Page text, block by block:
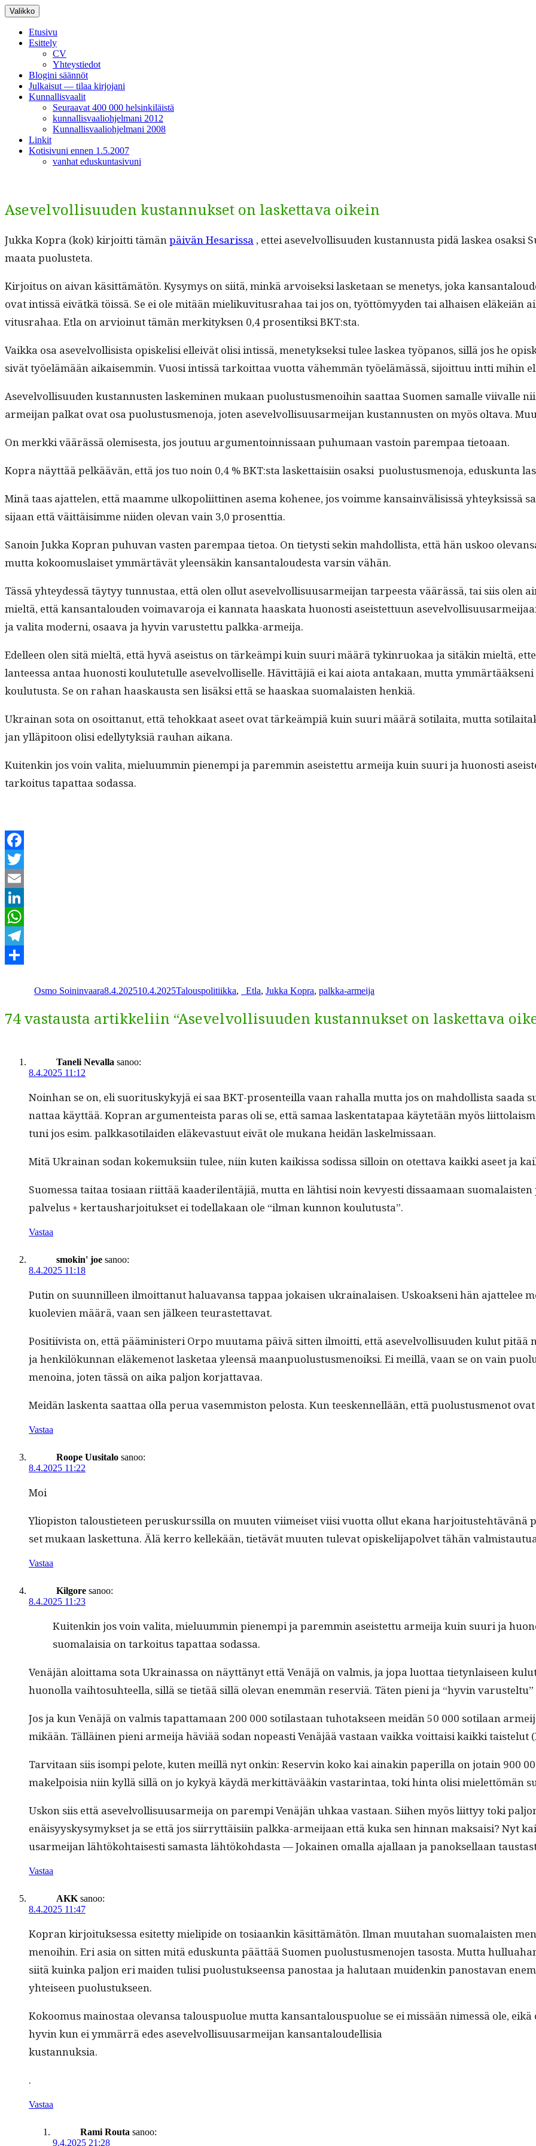
Siirry
sisältöön
Valikko
Etusivu
Esittely
CV
Yhteystiedot
Blogini säännöt
Julkaisut — tilaa kirjojani
Kunnallisvaalit
Seuraavat 400 000 helsinkiläistä
kunnallisvaaliohjelmani 2012
Kunnallisvaaliohjelmani 2008
Linkit
Kotisivuni ennen 1.5.2007
vanhat eduskuntasivuni
Asevelvollisuuden kustannukset on laskettava oikein
Juk­ka Kopra (kok) kir­joit­ti tämänpäivän Hesaris­sa , ettei asevelvol­lisu­u­den kus­tan­nus­ta pidä laskea
maa­ta puolusteta.
Kir­joi­tus on aivan käsit­tämätön. Kysymys on siitä, minkä arvoisek­si las­ke­taan se mene­tys, joka
ovat intis­sä eivätkä töis­sä. Se ei ole mitään mieliku­vi­tus­ra­haa tai jos on, työt­tömyy­den tai alhaisen
vi­tus­ra­haa. Etla on arvioin­ut tämän merk­i­tyk­sen 0,4 pros­en­tik­si BKT:sta.
Vaik­ka osa asevelvol­li­sista opiske­lisi elleivät olisi intis­sä, mene­tyk­sek­si tulee laskea työ­panos, sil­lä jos he
sivät työelämään aikaisem­min. Vuosi intis­sä tarkoit­taa vuot­ta vähem­män työelämässä, sijoit­tuu int­ti mihin
Asevelvol­lisu­u­den kus­tan­nusten laskem­i­nen mukaan puo­lus­tus­menoi­hin saat­taa Suomen samalle viivalle
armei­jan palkat ovat osa puo­lus­tus­meno­ja, joten asevelvol­lisu­usarmei­jan kus­tan­nusten on myös olta­va.
On merk­ki väärässä olemis­es­ta, jos joutuu argu­men­toin­nis­saan puhu­maan vas­toin parem­paa tietoaan.
Kopra näyt­tää pelkäävän, että jos tuo noin 0,4 % BKT:sta las­ket­taisi­in osak­si puo­lus­tus­meno­ja, eduskun­ta
Minä taas ajat­te­len, että maamme ulkopoli­it­ti­nen ase­ma kohe­nee, jos voimme kan­sain­väli­sis­sä yhteyk­sis­sä
sijaan että väit­täisimme niiden ole­van vain 3,0 prosenttia.
Sanoin Juk­ka Kopran puhu­van vas­ten parem­paa tietoa. On tietysti sekin mah­dol­lista, että hän uskoo
mut­ta kokoomus­laiset ymmärtävät yleen­säkin kansan­taloud­es­ta varsin vähän.
Tässä yhtey­dessä täy­tyy tun­nus­taa, että olen ollut asevelvol­lisu­usarmei­jan tarpeesta väärässä, tai siis
mieltä, että kansan­talouden voimavaro­ja ei kan­na­ta haaska­ta huonos­ti aseis­tet­tuun
ja vali­ta mod­erni, osaa­va ja hyvin varustet­tu palkka-armeija.
Edelleen olen sitä mieltä, että hyvä aseis­tus on tärkeämpi kuin suuri määrä tyk­in­ruokaa ja sitäkin mieltä,
lanteessa antaa huonos­ti koulute­tulle asevelvol­liselle. Hävit­täjiä ei kai aio­ta antakaan, mut­ta
koulu­tus­ta. Se on rahan haaskaus­ta sen lisäk­si että se haaskaa suo­ma­lais­ten henkiä.
Ukrainan sota on osoit­tanut, että tehokkaat aseet ovat tärkeämpiä kuin suuri määrä soti­lai­ta, mut­ta
jan ylläpi­toon olisi edel­ly­tyk­siä rauhan aikana.
Kuitenkin jos voin vali­ta, mielu­um­min pienem­pi ja parem­min aseis­tet­tu armei­ja kuin suuri ja huonos­ti
tarkoi­tus tap­at­taa sodassa.
Facebook
Twitter
Email
LinkedIn
WhatsApp
Telegram
Osmo Soininvaara8.4.202510.4.2025Talouspolitiikka, Etla, Jukka Kopra, palkka-armeija
74 vastausta artikkeliin “Asevelvollisuuden kustannukset on laskettava
Taneli Nevalla sanoo:
8.4.2025 11:12
Noin­han se on, eli suori­tuskykyjä ei saa BKT-pros­en­teil­la vaan rahal­la mut­ta jos on mah­dol­lista
nat­taa käyt­tää. Kopran argu­menteista paras oli se, että samaa lasken­tat­a­paa käytetään myös
tuni jos esim. palkka­soti­laiden eläkev­as­tu­ut eivät ole mukana hei­dän laskelmissaan.
Mitä Ukrainan sodan koke­muk­si­in tulee, niin kuten kaikissa sodis­sa sil­loin on otet­ta­va kaik­ki aseet ja
Suomes­sa taitaa tosi­aan riit­tää kaader­i­len­täjiä, mut­ta en lähtisi noin kevyesti dis­saa­maan
palvelus + ker­taushar­joituk­set ei todel­lakaan ole “ilman kun­non koulutusta”.
Vastaa
smokin' joe sanoo:
8.4.2025 11:18
Putin on suun­nilleen ilmoit­tanut halu­a­vansa tap­paa jokaisen ukrainalaisen. Uskoak­seni hän ajat­telee
kuole­vien määrä, vaan sen jäl­keen teurastettavat.
Posi­ti­ivista on, että päämin­is­teri Orpo muu­ta­ma päivä sit­ten ilmoit­ti, että asevelvol­lisu­u­den kulut pitää
ja henkilökun­nan eläke­menot las­ke­taa yleen­sä maan­puo­lus­tus­menoik­si. Ei meil­lä, vaan se on vain
menoina, joten tässä on aika paljon korjattavaa.
Mei­dän lasken­ta saat­taa olla perua vasem­mis­ton pelosta. Kun teesken­nel­lään, että puo­lus­tus­menot
Vastaa
Roope Uusitalo sanoo:
8.4.2025 11:22
Moi
Yliopis­ton talousti­eteen peruskurssil­la on muuten viimeiset viisi vuot­ta ollut ekana
set mukaan las­ket­tuna. Älä ker­ro kellekään, tietävät muuten tule­vat opiske­li­japol­vet tähän
Vastaa
Kilgore sanoo:
8.4.2025 11:23
Kuitenkin jos voin vali­ta, mielu­um­min pienem­pi ja parem­min aseis­tet­tu armei­ja kuin suuri ja
suo­ma­laisia on tarkoi­tus tap­at­taa sodassa.
Venäjän aloit­ta­ma sota Ukrainas­sa on näyt­tänyt että Venäjä on valmis, ja jopa luot­taa tietyn­laiseen
huonol­la vai­h­to­suh­teel­la, sil­lä se tietää sil­lä ole­van enem­män reserviä. Täten pieni ja “hyvin
Jos ja kun Venäjä on valmis tap­at­ta­maan 200 000 soti­las­taan tuho­tak­seen mei­dän 50 000 soti­laan
mikään. Täl­läi­nen pieni armei­ja häviää sodan nopeasti Venäjää vas­taan vaik­ka voit­taisi kaik­ki tais­te­lut
Tarvi­taan siis isom­pi pelote, kuten meil­lä nyt onkin: Reservin koko kai ainakin paper­il­la on jotain 900
makelpoisia niin kyl­lä sil­lä on jo kykyä käy­dä merkit­tävääkin vas­tar­in­taa, toki hin­ta olisi mielet­tömän
Uskon siis että asevelvol­lisu­usarmei­ja on parem­pi Venäjän uhkaa vas­taan. Siihen myös liit­tyy toki
enäisyyskysymyk­set ja se että jos siir­ryt­täisi­in palk­ka-armei­jaan että kuka sen hin­nan mak­saisi? Nyt
usarmei­jan lähtöko­htais­es­ti samas­ta lähtöko­hdas­ta — Jokainen oma­l­la ajal­laan ja panok­sel­laan
Vastaa
AKK sanoo:
8.4.2025 11:47
Kopran kir­joituk­ses­sa esitet­ty mielipi­de on tosi­aankin käsit­tämätön. Ilman muu­ta­han suo­ma­lais­ten
menoi­hin. Eri asia on sit­ten mitä eduskun­ta päät­tää Suomen puo­lus­tus­meno­jen tasos­ta. Mut­ta
siitä kuin­ka paljon eri maid­en tulisi puo­lus­tuk­seen­sa panos­taa ja halu­taan muidenkin panos­ta­van
yhteiseen puolustukseen.
Kokoomus main­os­taa ole­vansa talous­puolue mut­ta kansan­talous­puolue se ei mis­sään nimessä ole,
hyvin kun ei ymmär­rä edes asevelvol­lisu­usarmei­jan kansantaloudellisia
kustannuksia.
.
Vastaa
Rami Routa sanoo:
9.4.2025 21:28